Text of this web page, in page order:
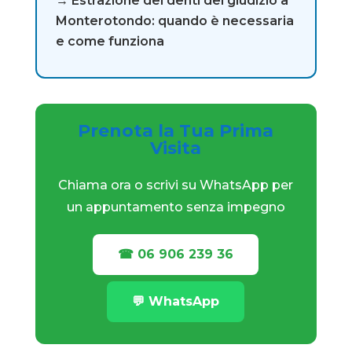
Monterotondo: quando è necessaria
e come funziona
Prenota la Tua Prima
Visita
Chiama ora o scrivi su WhatsApp per
un appuntamento senza impegno
☎ 06 906 239 36
💬 WhatsApp